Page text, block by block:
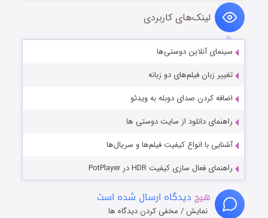
لینک‌های کاربردی
سینمای آنلاین دوستی‌ها
تغییر زبان فیلم‌های دو زبانه
اضافه کردن صدای دوبله به ویدئو
راهنمای دانلود از سایت دوستی ها
آشنایی با انواع کیفیت فیلم‌ها و سریال‌ها
راهنمای فعال سازی کیفیت HDR در PotPlayer
هیچ دیدگاه ارسال شده است
نمایش / مخفی کردن دیدگاه ها